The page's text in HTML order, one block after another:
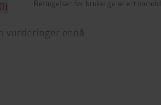
Betingelser for brukergenerert innhold
vurderinger ennå